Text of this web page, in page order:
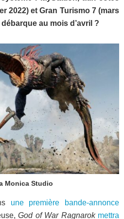
2022) et Gran Turismo 7 (mars
au mois d’avril ?
Monica Studio
une première bande-annonce
God of War Ragnarok mettra